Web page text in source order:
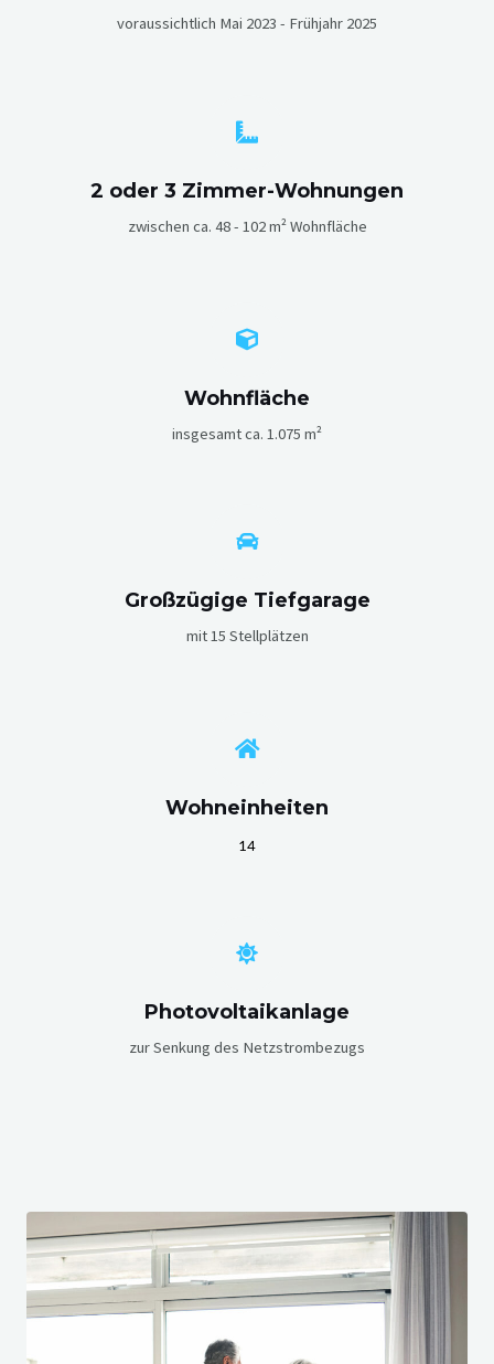
voraussichtlich Mai 2023 - Frühjahr 2025
2 oder 3 Zimmer-Wohnungen
zwischen ca. 48 - 102 m² Wohnfläche
Wohnfläche
insgesamt ca. 1.075 m²
Großzügige Tiefgarage
mit 15 Stellplätzen
Wohneinheiten
14
Photovoltaikanlage
zur Senkung des Netzstrombezugs